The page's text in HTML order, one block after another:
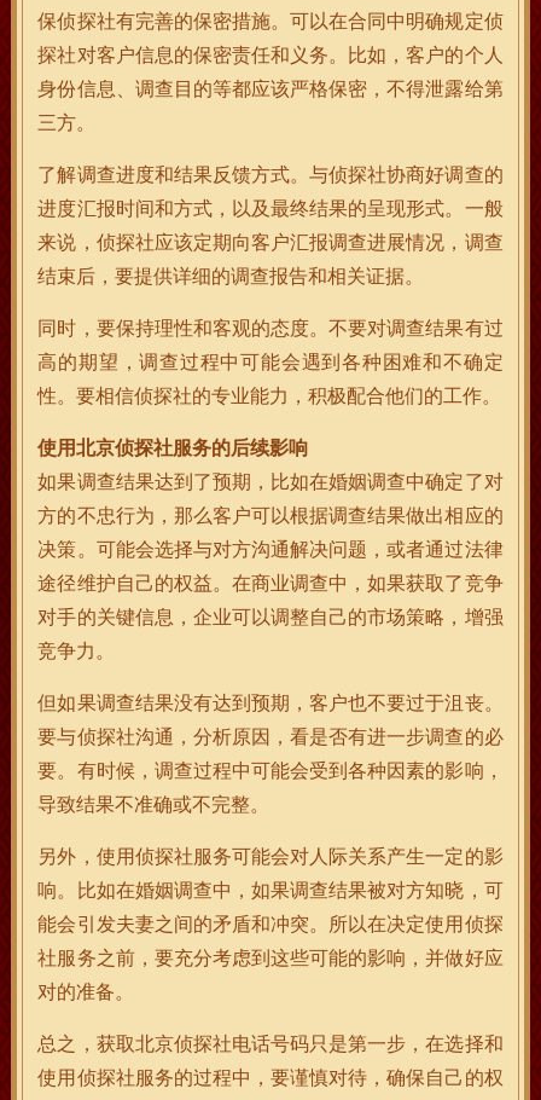
保侦探社有完善的保密措施。可以在合同中明确规定侦
探社对客户信息的保密责任和义务。比如，客户的个人
身份信息、调查目的等都应该严格保密，不得泄露给第
三方。
了解调查进度和结果反馈方式。与侦探社协商好调查的
进度汇报时间和方式，以及最终结果的呈现形式。一般
来说，侦探社应该定期向客户汇报调查进展情况，调查
结束后，要提供详细的调查报告和相关证据。
同时，要保持理性和客观的态度。不要对调查结果有过
高的期望，调查过程中可能会遇到各种困难和不确定
性。要相信侦探社的专业能力，积极配合他们的工作。
使用北京侦探社服务的后续影响
如果调查结果达到了预期，比如在婚姻调查中确定了对
方的不忠行为，那么客户可以根据调查结果做出相应的
决策。可能会选择与对方沟通解决问题，或者通过法律
途径维护自己的权益。在商业调查中，如果获取了竞争
对手的关键信息，企业可以调整自己的市场策略，增强
竞争力。
但如果调查结果没有达到预期，客户也不要过于沮丧。
要与侦探社沟通，分析原因，看是否有进一步调查的必
要。有时候，调查过程中可能会受到各种因素的影响，
导致结果不准确或不完整。
另外，使用侦探社服务可能会对人际关系产生一定的影
响。比如在婚姻调查中，如果调查结果被对方知晓，可
能会引发夫妻之间的矛盾和冲突。所以在决定使用侦探
社服务之前，要充分考虑到这些可能的影响，并做好应
对的准备。
总之，获取北京侦探社电话号码只是第一步，在选择和
使用侦探社服务的过程中，要谨慎对待，确保自己的权